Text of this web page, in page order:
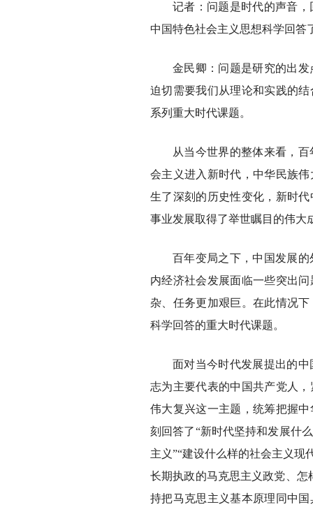
记者：问题是时代的声音
中国特色社会主义思想科学回答
金民卿：问题是研究的出
迫切需要我们从理论和实践的
系列重大时代课题。
从当今世界的整体来看，
会主义进入新时代，中华民族
生了深刻的历史性变化，新时
事业发展取得了举世瞩目的伟大
百年变局之下，中国发展
内经济社会发展面临一些突出
杂、任务更加艰巨。在此情况
科学回答的重大时代课题。
面对当今时代发展提出的
志为主要代表的中国共产党人
伟大复兴这一主题，统筹把握
刻回答了“新时代坚持和发展什
主义”“建设什么样的社会主义现
长期执政的马克思主义政党、
持把马克思主义基本原理同中